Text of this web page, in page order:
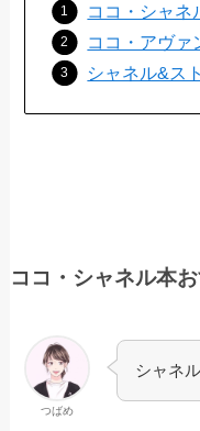
ココ・シャネ
ココ・アヴァ
シャネル&ス
ココ・シャネル本
つばめ
シャネ